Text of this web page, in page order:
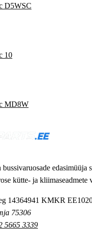
D5WSC
10
MD8W
edasimüüja
kütte- ja kliimaseadmete
14364941 KMKR
75306
5665 3339